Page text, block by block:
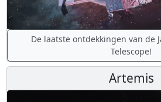
De laatste ontdekkingen van de
Telescope!
Artemis